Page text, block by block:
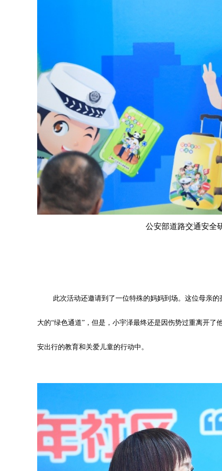
公安部道路交通安全
此次活动还邀请到了一位特殊的妈妈到场。这位母亲
大的“绿色通道”，但是，小宇泽最终还是因伤势过重离开
安出行的教育和关爱儿童的行动中。